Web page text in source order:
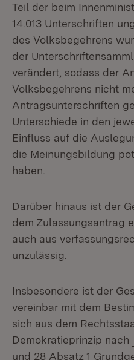
Teil der beim
14.013 Unterschriften
des Volksbegehrens
der
verändert, sodass der
Volksbegehrens nicht
Antragsunterschriften
Unterschiede in den
Einfluss auf die
die Meinungsbildung
haben.
Darüber hinaus ist der
dem Zulassungsantrag
auch aus
unzulässig.
Insbesondere ist der
vereinbar mit dem
sich aus dem
Demokratieprinzip nach
und 28 Absatz 1